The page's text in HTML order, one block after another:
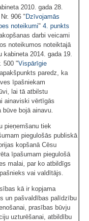
2010. gada 28.
906 "Dzīvojamās
noteikumi" 4. punkts
darbi veicami
noteikumos noteiktajā
2014. gada 19.
500 "Vispārīgie
paredz, ka
īpašniekam
lai tā atbilstu
ainaviski vērtīgās
bojā ainavu.
pieņemšanu tiek
piegulošās publiskā
kopšanā Cēsu
īpašumam piegulošā
malai, par ko atbildīgs
vai valdītājs.
kā ir kopjama
un pašvaldības palīdzību
prasības būvju
uzturēšanai, atbildību